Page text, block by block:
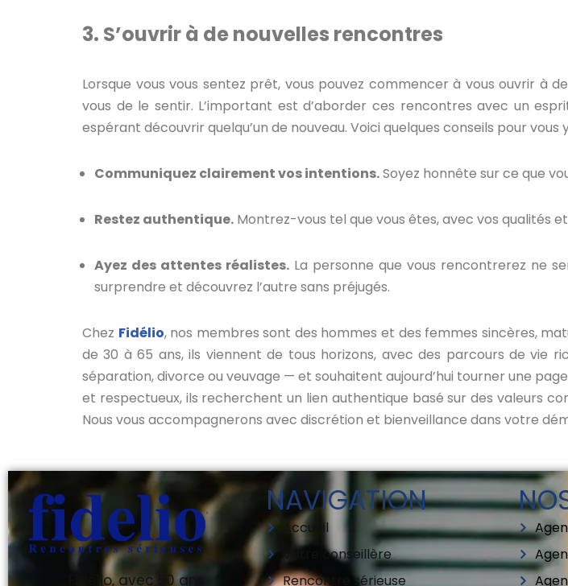
3. S’ouvrir à de nouvelles rencontres
Lorsque vous vous sentez prêt, vous pouvez commencer à vous ouvrir à
vous de le sentir. L’important est d’aborder ces rencontres avec un
espérant découvrir quelqu’un de nouveau. Voici quelques conseils pour vous
Communiquez clairement vos intentions.Soyez honnête sur ce que
Restez authentique. Montrez-vous tel que vous êtes, avec vos qualités
Ayez des attentes réalistes. La personne que vous rencontrerez ne
surprendre et découvrez l’autre sans préjugés.
Chez Fidélio, nos membres sont des hommes et des femmes sincères,
de 30 à 65 ans, ils viennent de tous horizons, avec des parcours de vie
séparation, divorce ou veuvage — et souhaitent aujourd’hui tourner une
et respectueux, ils recherchent un lien authentique basé sur des valeurs
Nous vous accompagnerons avec discrétion et bienveillance dans votre
Fidelio, avec 50 ans
NAVIGATION
Accueil
Votre conseillère
Rencontre sérieuse